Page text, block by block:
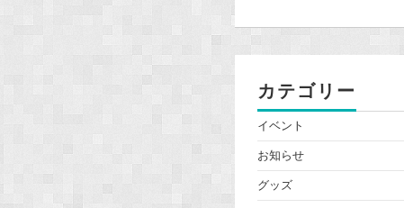
カテゴリー
イベント
お知らせ
グッズ